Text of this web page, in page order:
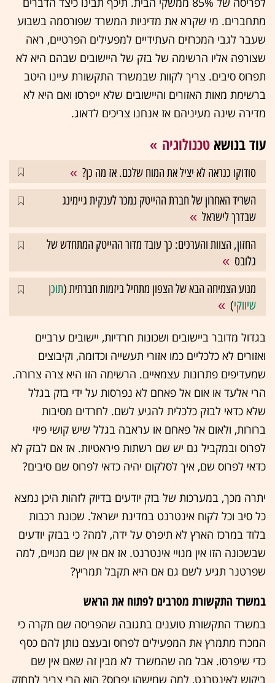
מתחברים. מי שקרא את מדיניות המשרד שפורסמה בשבוע
שעבר לגבי המכרזים העתידיים למפעילים הפרטיים, ראה
שצורפה אליו הרשימה של בזק של היישובים שבהם היא לא
תפרוס סיבים. צריך לקוות שבמשרד התקשורת עיינו היטב
ברשימת מאות האזורים והיישובים שלא ייפרסו ואם היא לא
מדירה שינה מעיניהם אז אנחנו צריכים לדאוג.
עוד בנושא טכנולוגיה
סודוקו כנראה לא יציל את המוח שלכם. אז מה כן?
השריד האחרון של חברת ההייטק נמכר לענקית גיימינג
שבדרך לישראל
החזון, הצוות והערכים: כך עובד מדור ההייטק המתחדש של
גלובס
מנוע הצמיחה הבא של הצפון מתחיל ביזמות חברתית (תוכן
שיווקי)
בגדול מדובר ביישובים ושכונות חרדיות, יישובים ערביים
ואזורים לא כלכליים כמו אזורי תעשייה וכדומה, וקיבוצים
שמעדיפים פתרונות עצמאיים. הרשימה הזו היא צרה צרורה.
הרי אלעד או אום אל פאחם לא נפרסות על ידי בזק בגלל
שלא כדאי לבזק כלכלית להגיע לשם. לחרדים מסיבות
ברורות, ולאום אל פאחם או עראבה בגלל שיש קושי פיזי
לפרוס ובמקביל גם יש שם רשתות פיראטיות. אז אם לבזק לא
כדאי לפרוס שם, איך לסלקום יהיה כדאי לפרוס שם סיבים?
יתרה מכך, במערכות של בזק יודעים בדיוק לזהות היכן נמצא
כל סיב וכל לקוח אינטרנט במדינת ישראל. שכונת רכבות
בלוד במרכז הארץ לא תיפרס על ידה, למה? כי בבזק יודעים
שבשכונה הזו אין מנויי אינטרנט. אז אם אין שם מנויים, למה
שפרטנר תגיע לשם גם אם היא תקבל תמריץ?
במשרד התקשורת מסרבים לפתוח את הראש
במשרד התקשורת טוענים בתגובה שהפריסה שם תקרה כי
המכרז מתמרץ את המפעילים לפרוס ובעצם נותן להם כסף
כדי שיפרסו. אבל מה שהמשרד לא מבין זה שאם אין שם
ביקוש לאינטרנט, למה שמישהו יפרוס? הוא הרי צריך לתחזק